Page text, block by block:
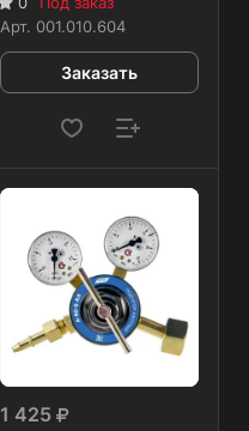
Арт. 001.010.604
Заказать
1 425